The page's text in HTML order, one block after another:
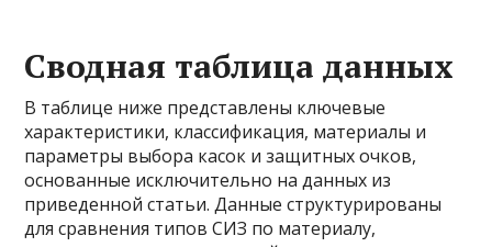
Сводная таблица данных
В таблице ниже представлены ключевые
характеристики, классификация, материалы и
параметры выбора касок и защитных очков,
основанные исключительно на данных из
приведенной статьи. Данные структурированы
для сравнения типов СИЗ по материалу,